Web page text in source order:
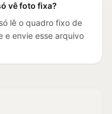
vê foto fixa?
lê o quadro fixo de
e envie esse arquivo